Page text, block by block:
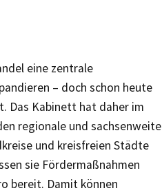
eine zentrale
– doch schon heute
Das Kabinett hat daher im
regionale und sachsenweite
und kreisfreien Städte
sie Fördermaßnahmen
bereit. Damit können